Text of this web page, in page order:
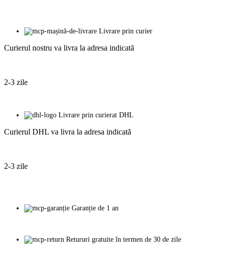
Livrare prin curier
Curierul nostru va livra la adresa indicată
2-3 zile
Livrare prin curierat DHL
Curierul DHL va livra la adresa indicată
2-3 zile
Garanție de 1 an
Retururi gratuite în termen de 30 de zile